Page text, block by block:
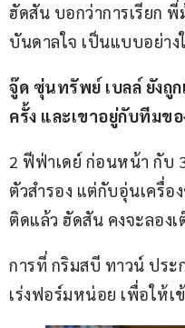
ฮัดสัน บอกว่าการเรียก
บันดาลใจ เป็นแบบอย่าง
จู๊ด ซุ่นทรัพย์ เบลล์ ยังถู
ครั้ง และเขาอยู่กับทีมข
2 ฟีฟ่าเดย์ ก่อนหน้า กับ
ตัวสำรอง แต่กับอุ่นเครื่อ
ติดแล้ว ฮัดสัน คงจะลองเ
การที่ กริมสบี ทาวน์ ประ
เร่งฟอร์มหน่อย เพื่อให้เ